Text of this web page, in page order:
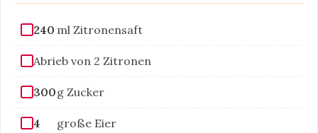
240 ml Zitronensaft
Abrieb von 2 Zitronen
300g Zucker
4 große Eier